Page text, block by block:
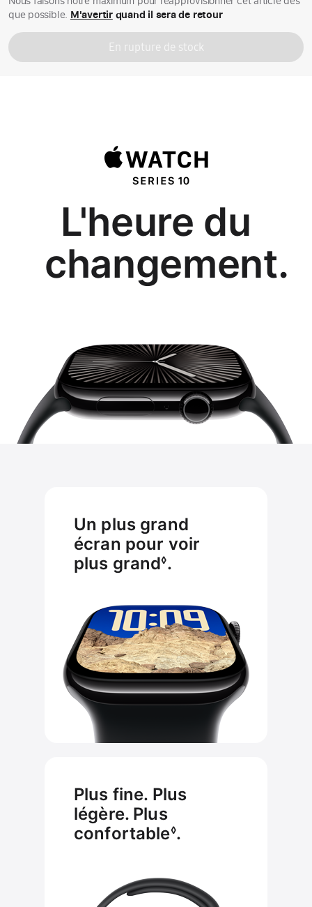
que possible. M'avertirquand il sera de retour
En rupture de stock